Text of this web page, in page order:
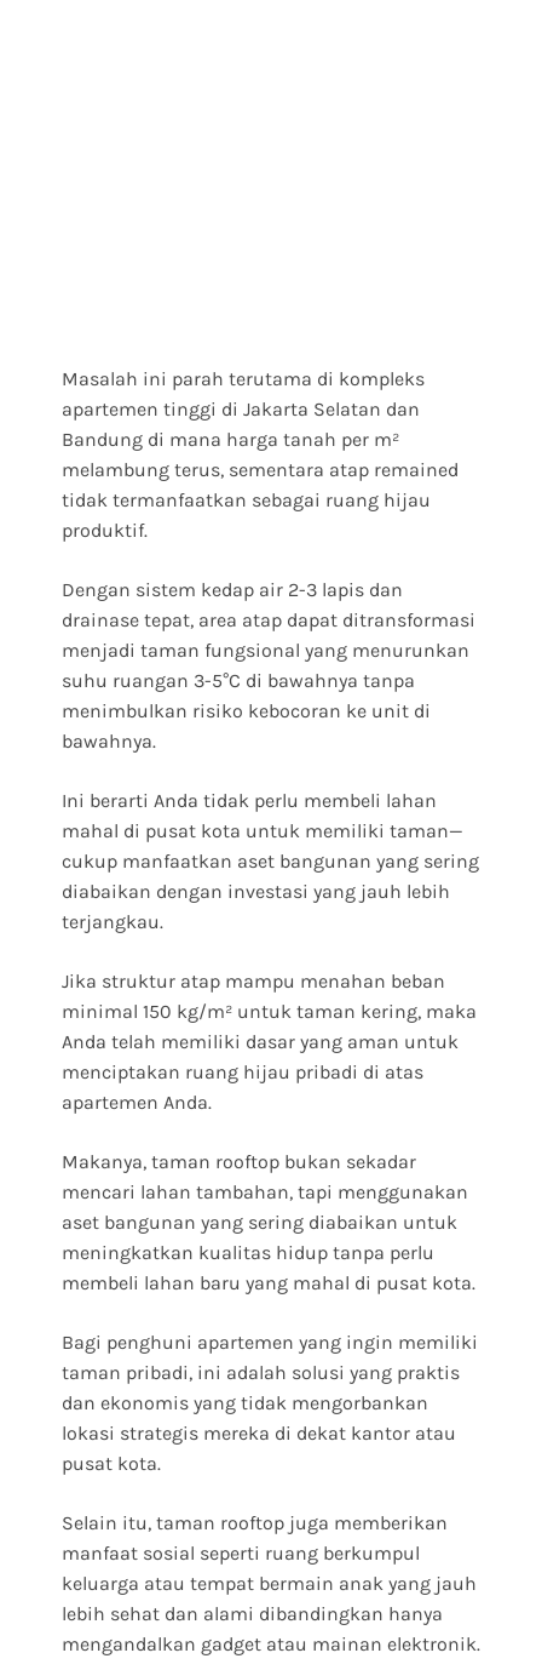
Masalah ini parah terutama di kompleks
apartemen tinggi di Jakarta Selatan dan
Bandung di mana harga tanah per m²
melambung terus, sementara atap remained
tidak termanfaatkan sebagai ruang hijau
produktif.
Dengan sistem kedap air 2-3 lapis dan
drainase tepat, area atap dapat ditransformasi
menjadi taman fungsional yang menurunkan
suhu ruangan 3-5°C di bawahnya tanpa
menimbulkan risiko kebocoran ke unit di
bawahnya.
Ini berarti Anda tidak perlu membeli lahan
mahal di pusat kota untuk memiliki taman—
cukup manfaatkan aset bangunan yang sering
diabaikan dengan investasi yang jauh lebih
terjangkau.
Jika struktur atap mampu menahan beban
minimal 150 kg/m² untuk taman kering, maka
Anda telah memiliki dasar yang aman untuk
menciptakan ruang hijau pribadi di atas
apartemen Anda.
Makanya, taman rooftop bukan sekadar
mencari lahan tambahan, tapi menggunakan
aset bangunan yang sering diabaikan untuk
meningkatkan kualitas hidup tanpa perlu
membeli lahan baru yang mahal di pusat kota.
Bagi penghuni apartemen yang ingin memiliki
taman pribadi, ini adalah solusi yang praktis
dan ekonomis yang tidak mengorbankan
lokasi strategis mereka di dekat kantor atau
pusat kota.
Selain itu, taman rooftop juga memberikan
manfaat sosial seperti ruang berkumpul
keluarga atau tempat bermain anak yang jauh
lebih sehat dan alami dibandingkan hanya
mengandalkan gadget atau mainan elektronik.